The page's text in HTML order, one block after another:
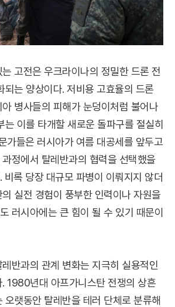
고전은 우크라이나의 정밀한 드론 전
되는 양상이다. 저비용 고효율의 드론
병사들의 피해가 눈덩이처럼 불어나
는 이를 타개할 새로운 돌파구를 절실히
가들은 러시아가 여름 대공세를 앞두고
정에서 탈레반과의 협력을 선택했을
비록 당장 대규모 파병이 이뤄지지 않더
실전 경험이 풍부한 인력이나 자원을
러시아에는 큰 힘이 될 수 있기 때문이
반과의 관계 변화는 지극히 실용적인
1980년대 아프가니스탄 전쟁의 상흔
오랫동안 탈레반을 테러 단체로 분류해